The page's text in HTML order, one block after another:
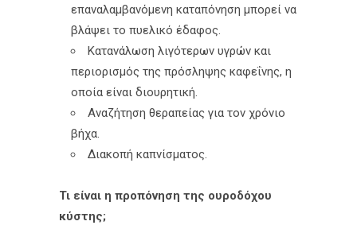
επαναλαμβανόμενη καταπόνηση μπορεί να
βλάψει το πυελικό έδαφος.
Κατανάλωση λιγότερων υγρών και
περιορισμός της πρόσληψης καφεΐνης, η
οποία είναι διουρητική.
Αναζήτηση θεραπείας για τον χρόνιο
βήχα.
Διακοπή καπνίσματος.
Τι είναι η προπόνηση της ουροδόχου
κύστης;